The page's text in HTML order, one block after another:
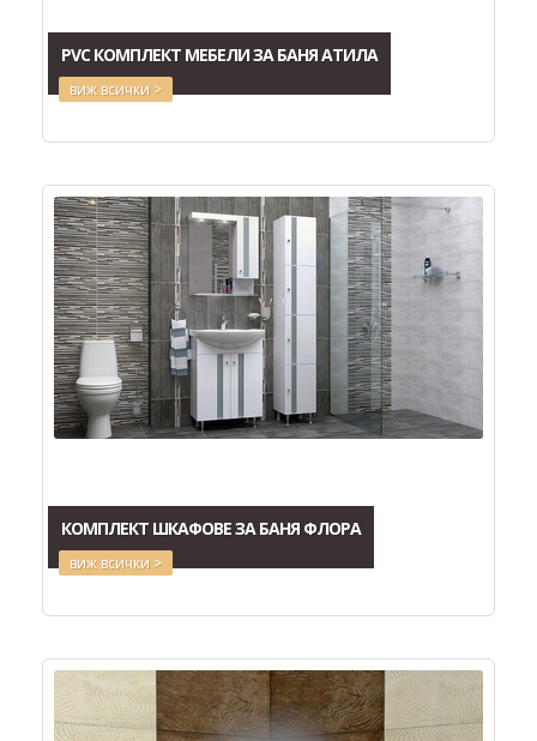
PVC КОМПЛЕКТ МЕБЕЛИ ЗА БАНЯ АТИЛА
виж всички >
КОМПЛЕКТ ШКАФОВЕ ЗА БАНЯ ФЛОРА
виж всички >